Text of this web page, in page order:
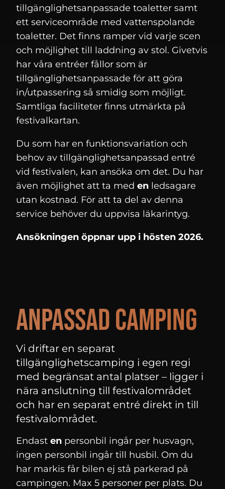
tillgänglighetsanpassade toaletter samt
ett serviceområde med vattenspolande
toaletter. Det finns ramper vid varje scen
och möjlighet till laddning av stol. Givetvis
har våra entréer fållor som är
tillgänglighetsanpassade för att göra
in/utpassering så smidig som möjligt.
Samtliga faciliteter finns utmärkta på
festivalkartan.
Du som har en funktionsvariation och
behov av tillgänglighetsanpassad entré
vid festivalen, kan ansöka om det. Du har
även möjlighet att ta med en ledsagare
utan kostnad. För att ta del av denna
service behöver du uppvisa läkarintyg.
Ansökningen öppnar upp i hösten 2026.
Anpassad camping
Vi driftar en separat
tillgänglighetscamping i egen regi
med begränsat antal platser – ligger i
nära anslutning till festivalområdet
och har en separat entré direkt in till
festivalområdet.
Endast en personbil ingår per husvagn,
ingen personbil ingår till husbil. Om du
har markis får bilen ej stå parkerad på
campingen. Max 5 personer per plats. Du